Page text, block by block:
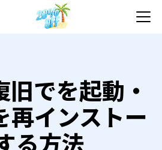
でを起動・
再インストー
る方法